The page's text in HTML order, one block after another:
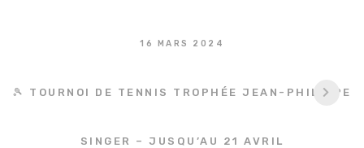
16 MARS 2024
🎾 TOURNOI DE TENNIS TROPHÉE JEAN-PHILIPPE
SINGER – JUSQU’AU 21 AVRIL